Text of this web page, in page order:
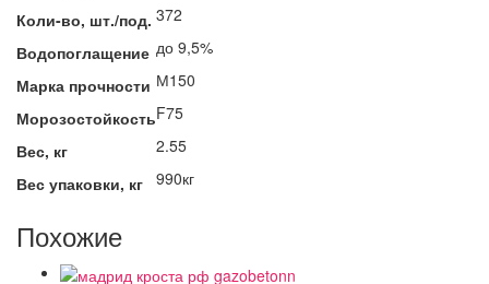
Коли-во, шт./под. 372
Водопоглащение до 9,5%
Марка прочности М150
МорозостойкостьF75
Вес, кг
2.55
Вес упаковки, кг 990кг
Похожие